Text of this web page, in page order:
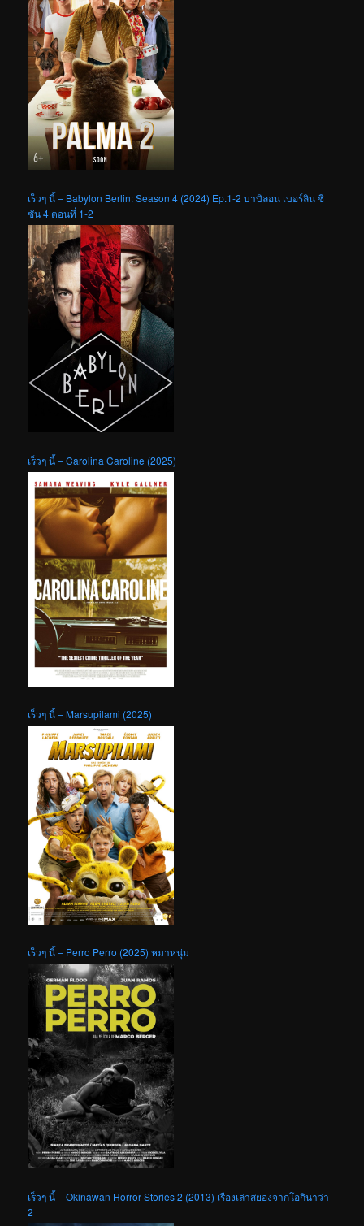
เร็วๆ นี้ – Babylon Berlin: Season 4 (2024) Ep.1-2 บาบิลอน เบอร์ลิน ซี
ซัน 4 ตอนที่ 1-2
เร็วๆ นี้ – Carolina Caroline (2025)
เร็วๆ นี้ – Marsupilami (2025)
เร็วๆ นี้ – Perro Perro (2025) หมาหนุ่ม
เร็วๆ นี้ – Okinawan Horror Stories 2 (2013) เรื่องเล่าสยองจากโอกินาว่า
2